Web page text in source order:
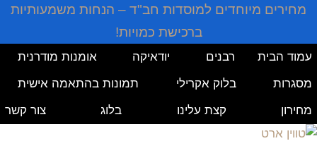
מחירים מיוחדים למוסדות חב"ד – הנחות משמעותיות
ברכישת כמויות!
עמוד הבית רבנים יודאיקה
אומנות מודרנית
מסגרות
בלוק אקרילי
תמונות בהתאמה אישית
מחירון
קצת עלינו בלוג צור קשר